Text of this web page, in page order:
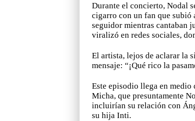
Durante el concierto, Nodal
cigarro con un fan que subió
seguidor mientras cantaban
viralizó en redes sociales,
El artista, lejos de aclarar la
mensaje: “¡Qué rico la
Este episodio llega en medio
Micha, que presuntamente
incluirían su relación con
su hija Inti.